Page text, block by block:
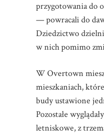
przygotowania do
— powracali do
Dziedzictwo
w nich pomimo
W Overtown
mieszkaniach,
budy ustawione
Pozostałe
letniskowe, z